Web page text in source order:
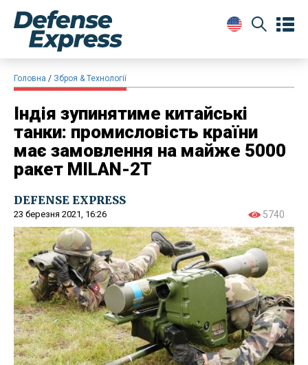
Головна Зброя & Технології
Індія зупинятиме китайські
танки: промисловість країни
має замовлення на майже 5000
ракет MILAN-2T
DEFENSE EXPRESS
23 березня 2021, 16:26 5740